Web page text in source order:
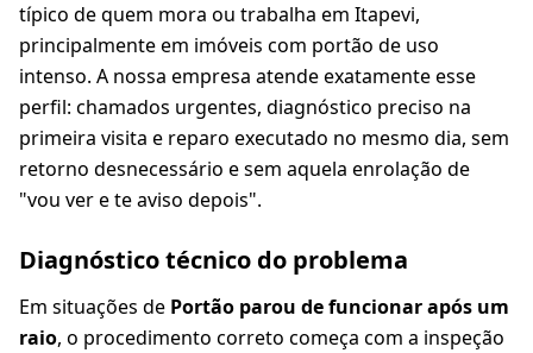
típico de quem mora ou trabalha em Itapevi,
principalmente em imóveis com portão de uso
intenso. A nossa empresa atende exatamente esse
perfil: chamados urgentes, diagnóstico preciso na
primeira visita e reparo executado no mesmo dia, sem
retorno desnecessário e sem aquela enrolação de
"vou ver e te aviso depois".
Diagnóstico técnico do problema
Em situações de Portão parou de funcionar após um
raio, o procedimento correto começa com a inspeção